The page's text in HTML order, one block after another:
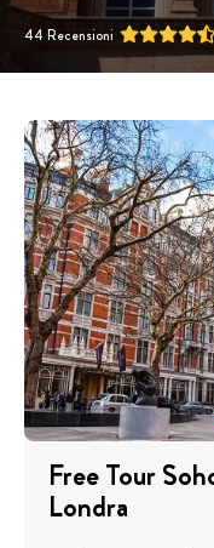
44Recensioni
Free Tour
Londra